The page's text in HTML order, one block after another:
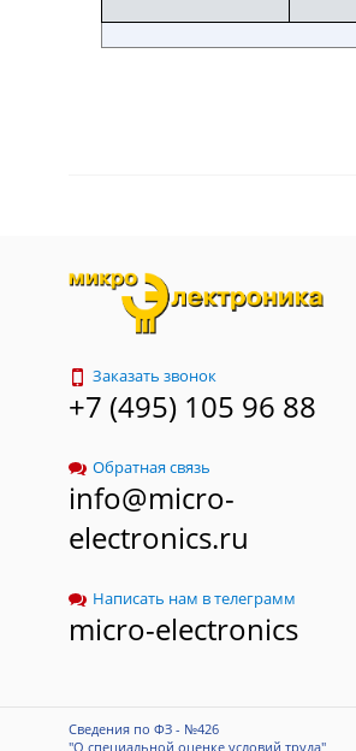
Заказать звонок
+7 (495) 105 96 88
Обратная связь
info@micro-
electronics.ru
Написать нам в телеграмм
micro-electronics
Сведения по ФЗ - №426
"О специальной оценке условий труда"